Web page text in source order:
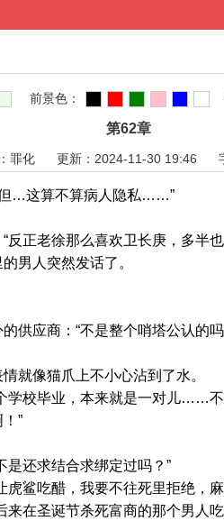
前景色：
第62章
罪化 更新：2024-11-30 19:46
…这算不算病人隐私……”
正老徐那么喜欢卫长庚，多半
男人突然发话了。
应商：“不是整个哨塔公认的吗
像猫爪上不小心沾到了水。
校毕业，本来就是一对儿……不
”
还求结合求绑定过吗？”
鲨吃醋，我要不往死里拒绝，麻
在圣诞节杀死富商的那个男人吃